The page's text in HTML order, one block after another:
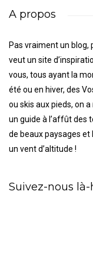
A propos
Pas vraiment un blog,
veut un site
vous, tous ayant la
été ou en hiver, des
ou skis aux pieds, on
un guide à l’affût des
de beaux paysages et
un vent d’altitude !
Suivez-nous